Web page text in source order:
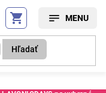
Hľadať